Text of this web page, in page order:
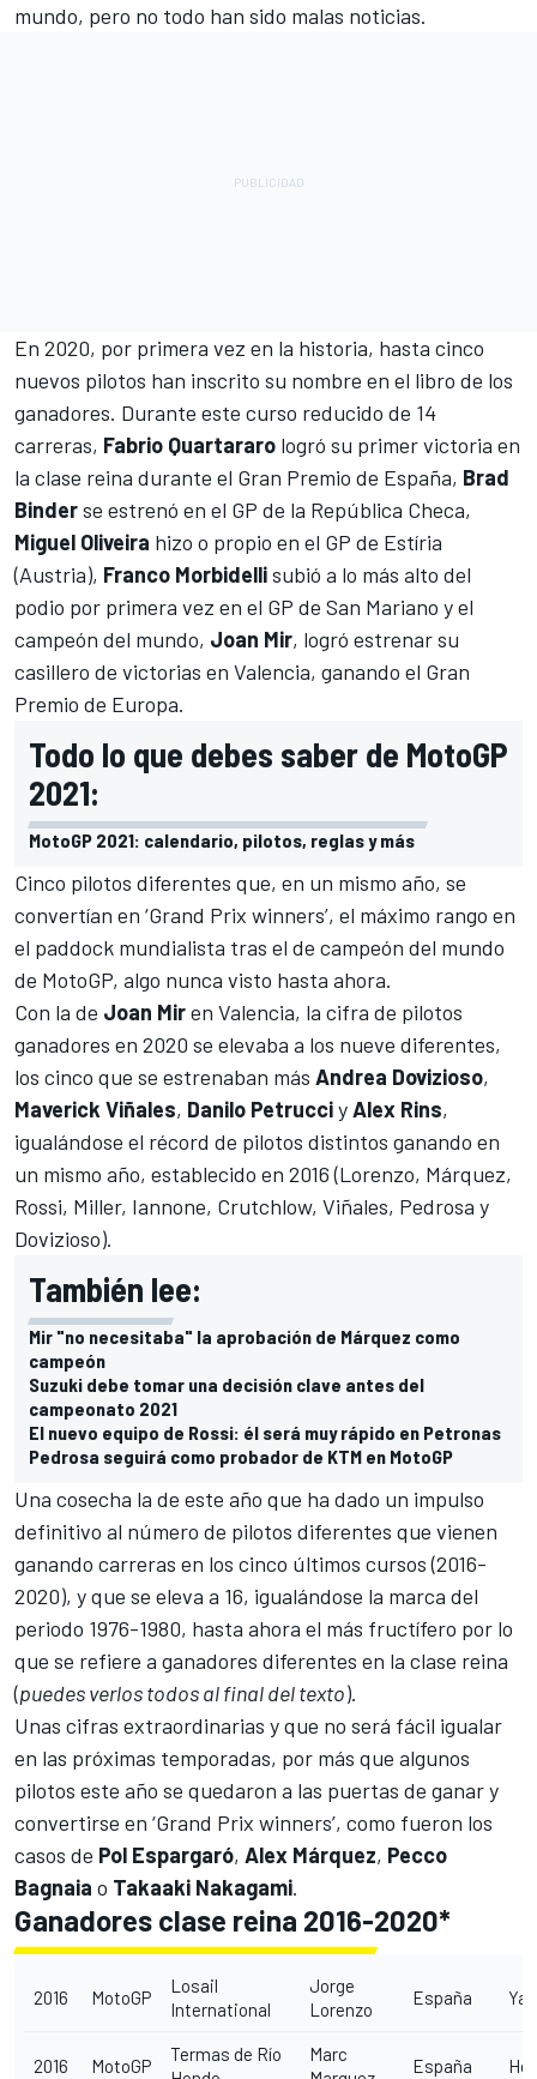
mundo, pero no todo han sido malas noticias.
En 2020, por primera vez en la historia, hasta cinco
nuevos pilotos han inscrito su nombre en el libro de los
ganadores. Durante este curso reducido de 14
carreras, Fabrio Quartararo logró su primer victoria en
la clase reina durante el Gran Premio de España, Brad
Binderse estrenó en el GP de la República Checa,
Miguel Oliveira hizo o propio en el GP de Estíria
(Austria), Franco Morbidellisubió a lo más alto del
podio por primera vez en el GP de San Mariano y el
campeón del mundo, Joan Mir, logró estrenar su
casillero de victorias en Valencia, ganando el Gran
Premio de Europa.
Todo lo que debes saber de MotoGP
2021:
MotoGP 2021: calendario, pilotos, reglas y más
Cinco pilotos diferentes que, en un mismo año, se
convertían en ‘Grand Prix winners’, el máximo rango en
el paddock mundialista tras el de campeón del mundo
de MotoGP, algo nunca visto hasta ahora.
Con la de Joan Miren Valencia, la cifra de pilotos
ganadores en 2020 se elevaba a los nueve diferentes,
los cinco que se estrenaban más Andrea Dovizioso,
Maverick Viñales, Danilo PetrucciyAlex Rins,
igualándose el récord de pilotos distintos ganando en
un mismo año, establecido en 2016 (Lorenzo, Márquez,
Rossi, Miller, Iannone, Crutchlow, Viñales, Pedrosa y
Dovizioso).
También lee:
Mir "no necesitaba" la aprobación de Márquez como
campeón
Suzuki debe tomar una decisión clave antes del
campeonato 2021
El nuevo equipo de Rossi: él será muy rápido en Petronas
Pedrosa seguirá como probador de KTM en MotoGP
Una cosecha la de este año que ha dado un impulso
definitivo al número de pilotos diferentes que vienen
ganando carreras en los cinco últimos cursos (2016-
2020), y que se eleva a 16, igualándose la marca del
periodo 1976-1980, hasta ahora el más fructífero por lo
que se refiere a ganadores diferentes en la clase reina
(puedes verlos todos al final del texto).
Unas cifras extraordinarias y que no será fácil igualar
en las próximas temporadas, por más que algunos
pilotos este año se quedaron a las puertas de ganar y
convertirse en ‘Grand Prix winners’, como fueron los
casos de Pol Espargaró, Alex Márquez, Pecco
Bagnaia o Takaaki Nakagami.
Ganadores clase reina 2016-2020*
2016 MotoGP
Losail
International
Jorge
Lorenzo
España
2016 MotoGP
Termas de Río
Marc
España